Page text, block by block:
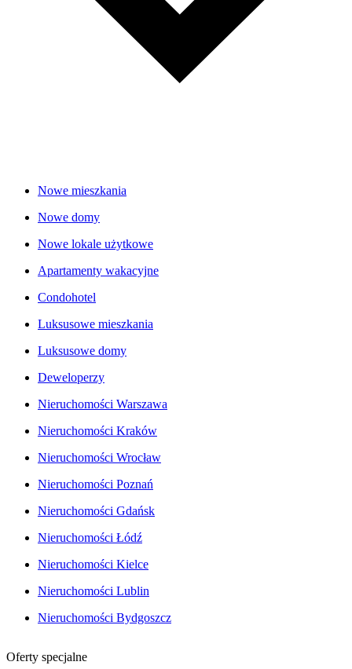
Nowe mieszkania
Nowe domy
Nowe lokale użytkowe
Apartamenty wakacyjne
Condohotel
Luksusowe mieszkania
Luksusowe domy
Deweloperzy
Nieruchomości Warszawa
Nieruchomości Kraków
Nieruchomości Wrocław
Nieruchomości Poznań
Nieruchomości Gdańsk
Nieruchomości Łódź
Nieruchomości Kielce
Nieruchomości Lublin
Nieruchomości Bydgoszcz
Oferty specjalne